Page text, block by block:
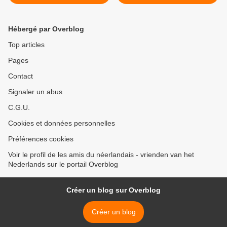
(2024_01_25) (2024_01_29) >
Hébergé par Overblog
Top articles
Pages
Contact
Signaler un abus
C.G.U.
Cookies et données personnelles
Préférences cookies
Voir le profil de les amis du néerlandais - vrienden van het
Nederlands sur le portail Overblog
Créer un blog sur Overblog
Créer un blog